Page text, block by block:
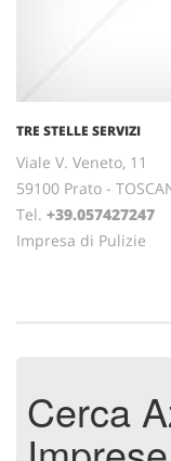
TRE STELLE SERVIZI
Viale V. Veneto, 11
59100 Prato -
Tel. +39.057427247
Impresa di Pulizie
Cerca